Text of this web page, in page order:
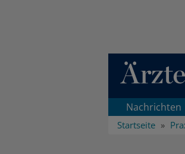
Direkt zum
Nachrichten
Startseite